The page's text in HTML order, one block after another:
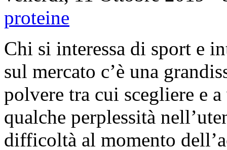
proteine
Chi si interessa di sport e
sul mercato c’è una
polvere tra cui scegliere e
qualche perplessità
difficoltà al momento